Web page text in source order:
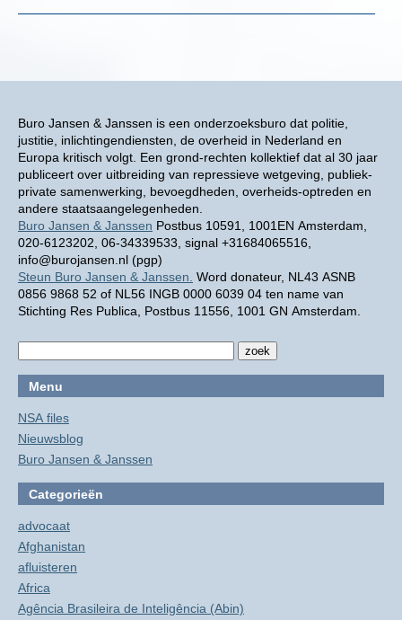
Buro Jansen & Janssen is een onderzoeksburo dat politie,
justitie, inlichtingendiensten, de overheid in Nederland en
Europa kritisch volgt. Een grond-rechten kollektief dat al 30 jaar
publiceert over uitbreiding van repressieve wetgeving, publiek-
private samenwerking, bevoegdheden, overheids-optreden en
andere staatsaangelegenheden.
Buro Jansen & Janssen Postbus 10591, 1001EN Amsterdam,
020-6123202, 06-34339533, signal +31684065516,
info@burojansen.nl (pgp)
Steun Buro Jansen & Janssen. Word donateur, NL43 ASNB
0856 9868 52 of NL56 INGB 0000 6039 04 ten name van
Stichting Res Publica, Postbus 11556, 1001 GN Amsterdam.
Menu
NSA files
Nieuwsblog
Buro Jansen & Janssen
Categorieën
advocaat
Afghanistan
afluisteren
Africa
Agência Brasileira de Inteligência (Abin)